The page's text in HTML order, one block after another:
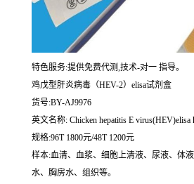
特色服务:提供免费代测,技术-对一 指导。
鸡戊型肝炎病毒（HEV-2）elisa试剂盒
货号:BY-AJ9976
英文名称: Chicken hepatitis E virus(HEV)elisa
规格:96T 1800元/48T 1200元
样本:血清、血浆、细胞上清液、尿液、体
水、胸房水、组织等。